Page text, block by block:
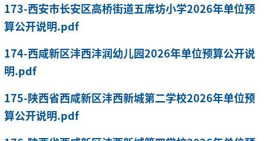
173-西安市长安区高桥街道五席坊小学2026年单位预
算公开说明.pdf
174-西咸新区沣西沣润幼儿园2026年单位预算公开说
明.pdf
175-陕西省西咸新区沣西新城第二学校2026年单位预
算公开说明.pdf